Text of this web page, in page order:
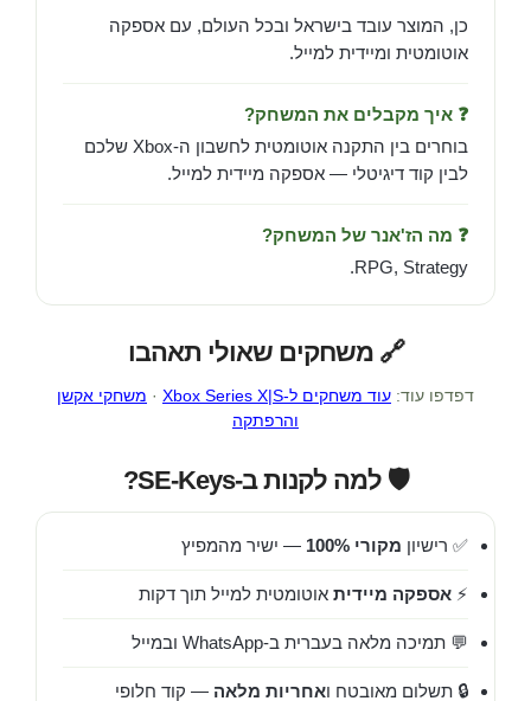
כן, המוצר עובד בישראל ובכל העולם, עם אספקה
אוטומטית ומיידית למייל.
❓ איך מקבלים את המשחק?
בוחרים בין התקנה אוטומטית לחשבון ה-Xbox שלכם
לבין קוד דיגיטלי — אספקה מיידית למייל.
❓ מה הז'אנר של המשחק?
RPG, Strategy.
🔗 משחקים שאולי תאהבו
דפדפו עוד: עוד משחקים ל-Xbox Series X|S · משחקי אקשן
והרפתקה
🛡️ למה לקנות ב-SE-Keys?
✅ רישיון מקורי 100% — ישיר מהמפיץ
⚡ אספקה מיידית אוטומטית למייל תוך דקות
💬 תמיכה מלאה בעברית ב-WhatsApp ובמייל
🔒 תשלום מאובטח ואחריות מלאה — קוד חלופי